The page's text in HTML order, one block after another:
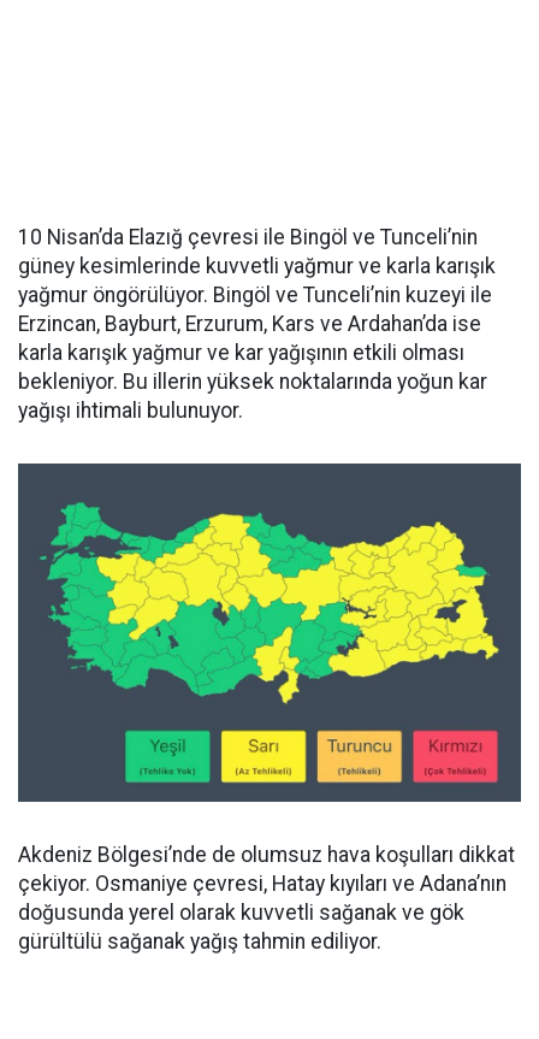
10 Nisan’da Elazığ çevresi ile Bingöl ve Tunceli’nin
güney kesimlerinde kuvvetli yağmur ve karla karışık
yağmur öngörülüyor. Bingöl ve Tunceli’nin kuzeyi ile
Erzincan, Bayburt, Erzurum, Kars ve Ardahan’da ise
karla karışık yağmur ve kar yağışının etkili olması
bekleniyor. Bu illerin yüksek noktalarında yoğun kar
yağışı ihtimali bulunuyor.
Akdeniz Bölgesi’nde de olumsuz hava koşulları dikkat
çekiyor. Osmaniye çevresi, Hatay kıyıları ve Adana’nın
doğusunda yerel olarak kuvvetli sağanak ve gök
gürültülü sağanak yağış tahmin ediliyor.